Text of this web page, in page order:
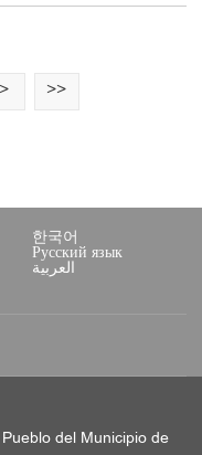
> >>
한국어
Русский язык
العربية
del Municipio de